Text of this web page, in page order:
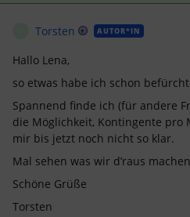
Torsten AUTOR*IN
Hallo Lena,
so etwas habe ich schon
Spannend finde ich (für andere
die Möglichkeit, Kontingente pro
mir bis jetzt noch nicht so klar.
Mal sehen was wir d’raus
Schöne Grüße
Torsten